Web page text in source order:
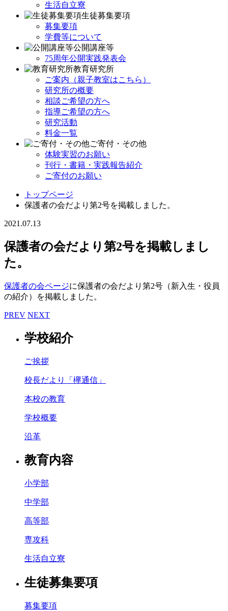
生活自立寮
生徒募集要項
募集要項
学費等について
公開講座等
75周年公開実践発表会
教育研究所
ご案内（親子教室はこちら）
研究所の概要
相談ご希望の方へ
指導ご希望の方へ
研究活動
料金一覧
ご寄付・その他
体験実習のお願い
刊行・書籍・実践報告紹介
ご寄付のお願い
トップページ
保護者の会だより第2号を掲載しました。
2021.07.13
保護者の会だより第2号を掲載しまし
た。
保護者の会ページに保護者の会だより第2号（新入生・役員
の紹介）を掲載しました。
PREV NEXT
学校紹介
ご挨拶
校長だより「欅通信」
本校の教育
学校概要
沿革
教育内容
小学部
中学部
高等部
専攻科
生活自立寮
生徒募集要項
募集要項